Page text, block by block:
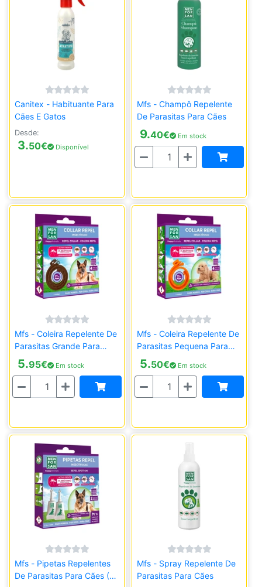
Canitex - Habituante Para
Cães E Gatos
Desde:
3.50€ Disponível
Mfs - Champô Repelente
De Parasitas Para Cães
9.40€ Em stock
Quantidade
Mfs - Coleira Repelente De
Parasitas Grande Para
Cães
5.95€ Em stock
Quantidade
Mfs - Coleira Repelente De
Parasitas Pequena Para
Cães
5.50€ Em stock
Quantidade
Mfs - Pipetas Repelentes
De Parasitas Para Cães (2
Mfs - Spray Repelente De
Parasitas Para Cães